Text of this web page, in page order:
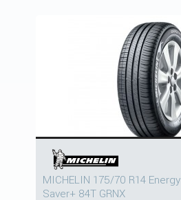
MICHELIN 175/70 R14 Energy
Saver+ 84T GRNX